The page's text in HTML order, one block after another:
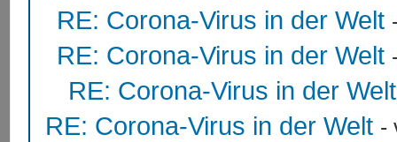
RE: Corona-Virus in der Welt
RE: Corona-Virus in der Welt
RE: Corona-Virus in der Welt
RE: Corona-Virus in der Welt -